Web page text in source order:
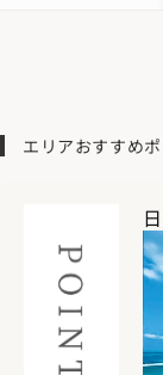
エリアおすすめ